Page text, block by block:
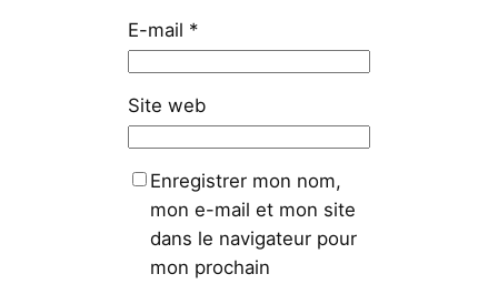
E-mail *
Site web
Enregistrer mon nom,
mon e-mail et mon site
dans le navigateur pour
mon prochain